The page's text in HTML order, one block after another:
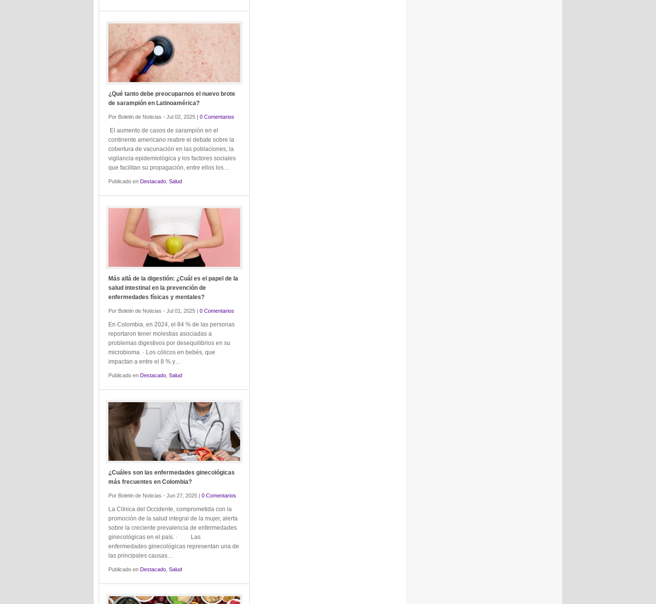
¿Qué tanto debe preocuparnos el nuevo brote
de sarampión en Latinoamérica?
Por Boletin de Noticias - Jul 02, 2025 | 0 Comentarios
El aumento de casos de sarampión en el
continente americano reabre el debate sobre la
cobertura de vacunación en las poblaciones, la
vigilancia epidemiológica y los factores sociales
que facilitan su propagación, entre ellos los…
Publicado en Destacado Salud
Más allá de la digestión: ¿Cuál es el papel de la
salud intestinal en la prevención de
enfermedades físicas y mentales?
Por Boletin de Noticias - Jul 01, 2025 | 0 Comentarios
En Colombia, en 2024, el 84 % de las personas
reportaron tener molestias asociadas a
problemas digestivos por desequilibrios en su
microbioma. · Los cólicos en bebés, que
impactan a entre el 8 % y…
Publicado en Destacado Salud
¿Cuáles son las enfermedades ginecológicas
más frecuentes en Colombia?
Por Boletin de Noticias - Jun 27, 2025 | 0 Comentarios
La Clínica del Occidente, comprometida con la
promoción de la salud integral de la mujer, alerta
sobre la creciente prevalencia de enfermedades
ginecológicas en el país. · Las
enfermedades ginecológicas representan una de
las principales causas…
Publicado en Destacado Salud